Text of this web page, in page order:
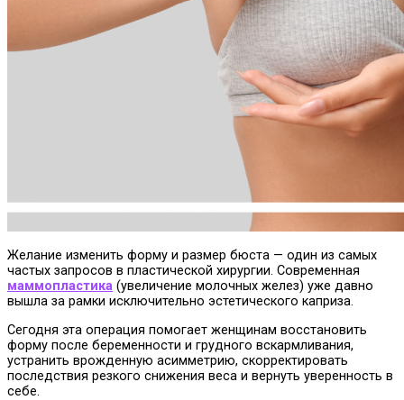
Желание изменить форму и размер бюста — один из самых
частых запросов в пластической хирургии. Современная
маммопластика (увеличение молочных желез) уже давно
вышла за рамки исключительно эстетического каприза.
Сегодня эта операция помогает женщинам восстановить
форму после беременности и грудного вскармливания,
устранить врожденную асимметрию, скорректировать
последствия резкого снижения веса и вернуть уверенность в
себе.